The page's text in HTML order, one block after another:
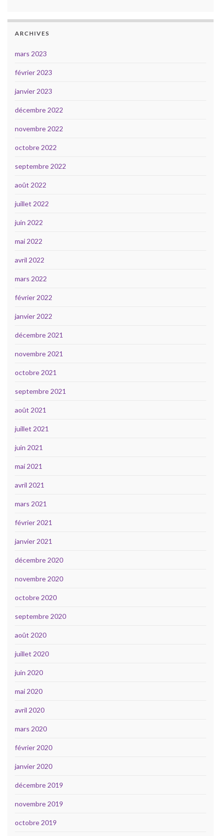
ARCHIVES
mars 2023
février 2023
janvier 2023
décembre 2022
novembre 2022
octobre 2022
septembre 2022
août 2022
juillet 2022
juin 2022
mai 2022
avril 2022
mars 2022
février 2022
janvier 2022
décembre 2021
novembre 2021
octobre 2021
septembre 2021
août 2021
juillet 2021
juin 2021
mai 2021
avril 2021
mars 2021
février 2021
janvier 2021
décembre 2020
novembre 2020
octobre 2020
septembre 2020
août 2020
juillet 2020
juin 2020
mai 2020
avril 2020
mars 2020
février 2020
janvier 2020
décembre 2019
novembre 2019
octobre 2019